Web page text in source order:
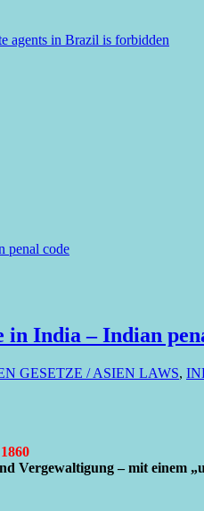
agents in Brazil is forbidden
penal code
in India – Indian
GESETZE / ASIEN LAWS,
Vergewaltigung – mit einem